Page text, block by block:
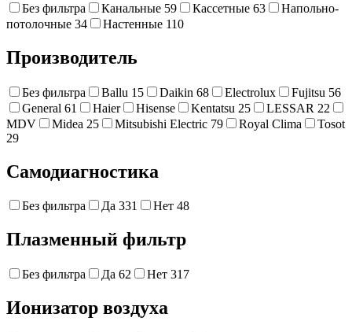
Без фильтра Канальные 59 Кассетные 63
Напольно-
потолочные 34 Настенные 110
Производитель
Без фильтра Ballu 15 Daikin 68 Electrolux Fujitsu 56
General 61 Haier Hisense Kentatsu 25 LESSAR 22
MDV
Midea 25 Mitsubishi Electric 79 Royal Clima
Tosot
29
Самодиагностика
Без фильтра Да 331 Нет 48
Плазменный фильтр
Без фильтра Да 62 Нет 317
Ионизатор воздуха